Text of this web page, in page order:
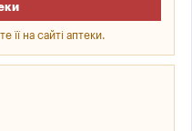
її на сайті аптеки.